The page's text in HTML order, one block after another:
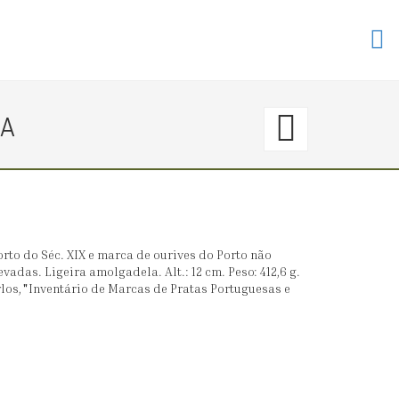
〈€
do Séc. XIX e marca de ourives do Porto não
Ligeira amolgadela. Alt.: 12 cm. Peso: 412,6 g.
de Marcas de Pratas Portuguesas e